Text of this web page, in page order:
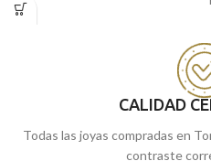
tiendas de Málaga y Melilla, o si lo
prefieres, encargarla online y te la
CALIDAD
Todas las joyas compradas en
contraste